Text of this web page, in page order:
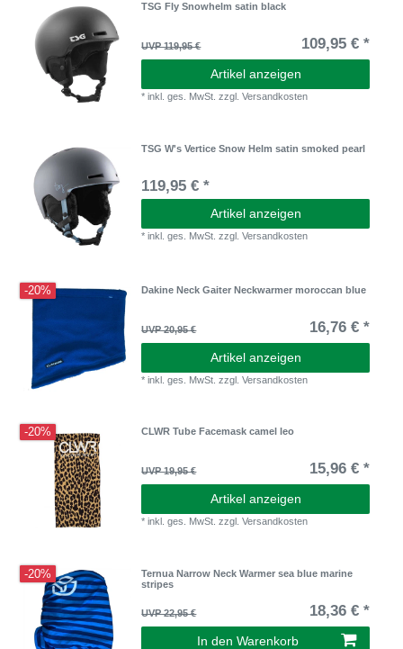
TSG Fly Snowhelm satin black
UVP 119,95 € 109,95 € *
Artikel anzeigen
*inkl. ges. MwSt. zzgl.Versandkosten
TSG W's Vertice Snow Helm satin smoked pearl
119,95 € *
Artikel anzeigen
*inkl. ges. MwSt. zzgl.Versandkosten
-20% Dakine Neck Gaiter Neckwarmer moroccan blue
UVP 20,95 € 16,76 € *
Artikel anzeigen
*inkl. ges. MwSt. zzgl.Versandkosten
-20% CLWR Tube Facemask camel leo
UVP 19,95 € 15,96 € *
Artikel anzeigen
*inkl. ges. MwSt. zzgl.Versandkosten
-20%
Ternua Narrow Neck Warmer sea blue marine
stripes
UVP 22,95 € 18,36 € *
In den Warenkorb